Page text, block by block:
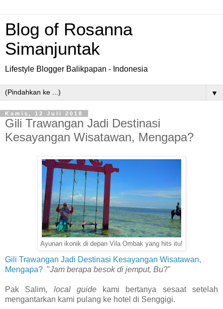
Blog of Rosanna
Simanjuntak
Lifestyle Blogger Balikpapan - Indonesia
▼
Kamis, 12 Juli 2018
Gili Trawangan Jadi Destinasi
Kesayangan Wisatawan, Mengapa?
Ayunan ikonik di depan Vila Ombak yang hits itu!
Gili Trawangan Jadi Destinasi Kesayangan Wisatawan,
Mengapa? "Jam berapa besok di jemput, Bu?"
Pak Salim, local guidekami bertanya sesaat setelah
mengantarkan kami pulang ke hotel di Senggigi.